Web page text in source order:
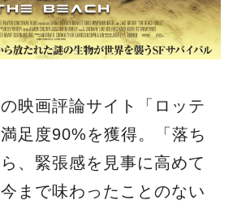
映画評論サイト「ロッテ
足度90%を獲得。「落ち
、緊張感を見事に高めて
まで味わったことのない